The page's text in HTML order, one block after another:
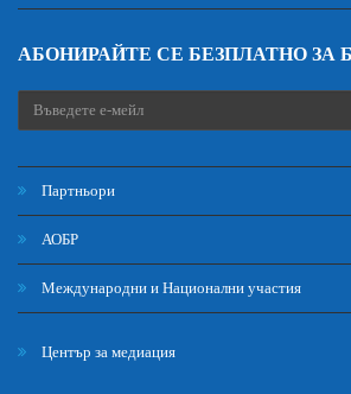
АБОНИРАЙТЕ СЕ БЕЗПЛАТНО
Партньори
АОБР
Международни и Национални участия
Център за медиация